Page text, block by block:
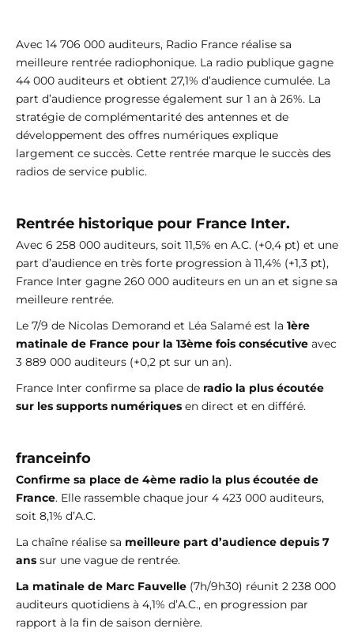
Avec 14 706 000 auditeurs, Radio France réalise sa
meilleure rentrée radiophonique. La radio publique gagne
44 000 auditeurs et obtient 27,1% d’audience cumulée. La
part d’audience progresse également sur 1 an à 26%. La
stratégie de complémentarité des antennes et de
développement des offres numériques explique
largement ce succès. Cette rentrée marque le succès des
radios de service public.
Rentrée historique pour France Inter.
Avec 6 258 000 auditeurs, soit 11,5% en A.C. (+0,4 pt) et une
part d’audience en très forte progression à 11,4% (+1,3 pt),
France Inter gagne 260 000 auditeurs en un an et signe sa
meilleure rentrée.
Le 7/9 de Nicolas Demorand et Léa Salamé est la 1ère
matinale de France pour la 13ème fois consécutive avec
3 889 000 auditeurs (+0,2 pt sur un an).
France Inter confirme sa place de radio la plus écoutée
sur les supports numériques en direct et en différé.
franceinfo
Confirme sa place de 4ème radio la plus écoutée de
France. Elle rassemble chaque jour 4 423 000 auditeurs,
soit 8,1% d’A.C.
La chaîne réalise sa meilleure part d’audience depuis 7
ans sur une vague de rentrée.
La matinale de Marc Fauvelle (7h/9h30) réunit 2 238 000
auditeurs quotidiens à 4,1% d’A.C., en progression par
rapport à la fin de saison dernière.